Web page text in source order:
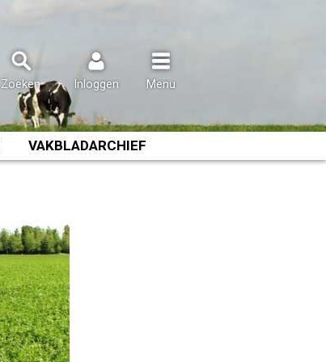
Zoeken Inloggen Menu
VAKBLADARCHIEF